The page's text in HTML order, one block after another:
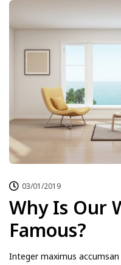
03/01/2019
Why Is Our
Famous?
Integer maximus